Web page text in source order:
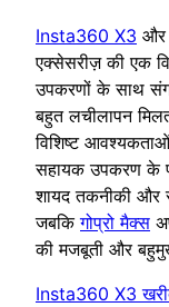
Insta360 X3 और
एक्सेसरीज़ की एक
उपकरणों के साथ
बहुत लचीलापन
विशिष्ट
सहायक उपकरण के
शायद तकनीकी और
जबकिगोप्रो मैक्स
की मजबूती और
Insta360 X3